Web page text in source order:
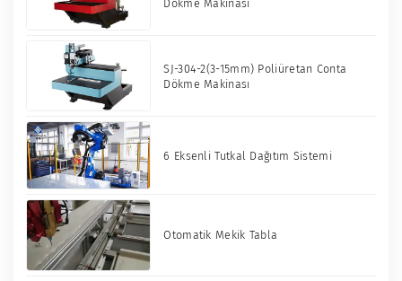
Dökme Makinası
SJ-304-2(3-15mm) Poliüretan Conta
Dökme Makinası
6 Eksenli Tutkal Dağıtım Sistemi
Otomatik Mekik Tabla